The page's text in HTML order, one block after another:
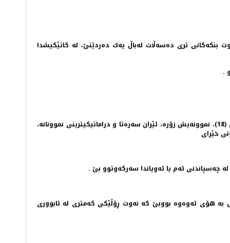
تری ده‌سه‌ڵات له‌باڵ یه‌ك ده‌ردێنێ، له‌ كاتێكیشدا
.
به‌رده‌ست نیشانی ده‌دا كه‌ دیموكراتییه‌ نیوه‌چڵه‌كان توانیویانه‌ خۆیان له‌ شه‌ڕ و شۆڕشان به‌ دوور بگرن كه‌ ئۆتۆكراتیایه‌تیه‌كانی نه‌وتی ڕاماڵین (18)، نموونه‌یش زۆره‌، ئێران سه‌ره‌تا و دراماتیكیترینی نموونانه‌،
خێرای
چه‌سپاندنی ئه‌م یا ئه‌ویاندا سه‌ركه‌وتوو بێ .
به‌ هۆی ئه‌وه‌وه‌ بووبێ كه‌ نه‌وت ڕۆڵێكی كه‌متری له‌ ئابووری